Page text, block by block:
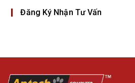
Đăng Ký Nhận Tư Vấn